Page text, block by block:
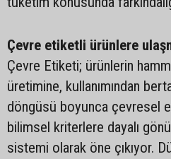
Çevre etiketli ürünlere
Çevre Etiketi; ürünlerin
üretimine, kullanımından
döngüsü boyunca çevresel
bilimsel kriterlere dayalı
sistemi olarak öne çıkıyor.